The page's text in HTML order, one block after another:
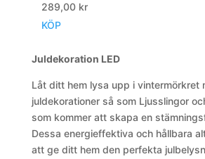
289,00 kr
KÖP
Juldekoration LED
Låt ditt hem lysa upp i vintermörkret
juldekorationer så som Ljusslingor
som kommer att skapa en
Dessa energieffektiva och hållbara
att ge ditt hem den perfekta